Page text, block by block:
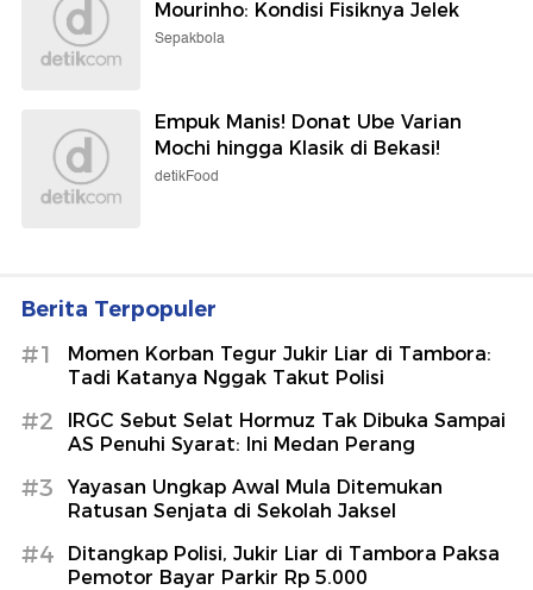
Mourinho: Kondisi Fisiknya Jelek
Sepakbola
Empuk Manis! Donat Ube Varian
Mochi hingga Klasik di Bekasi!
detikFood
Berita Terpopuler
#1
Momen Korban Tegur Jukir Liar di Tambora:
Tadi Katanya Nggak Takut Polisi
#2
IRGC Sebut Selat Hormuz Tak Dibuka Sampai
AS Penuhi Syarat: Ini Medan Perang
#3
Yayasan Ungkap Awal Mula Ditemukan
Ratusan Senjata di Sekolah Jaksel
#4
Ditangkap Polisi, Jukir Liar di Tambora Paksa
Pemotor Bayar Parkir Rp 5.000